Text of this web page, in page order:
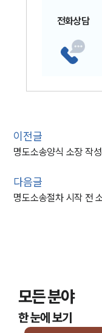
전화상담
이전글
명도소송양식 소장 작
다음글
모든 분야
한 눈에 보기